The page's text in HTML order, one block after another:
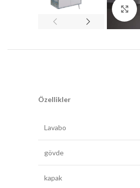
Özellikler
Lavabo
gövde
kapak